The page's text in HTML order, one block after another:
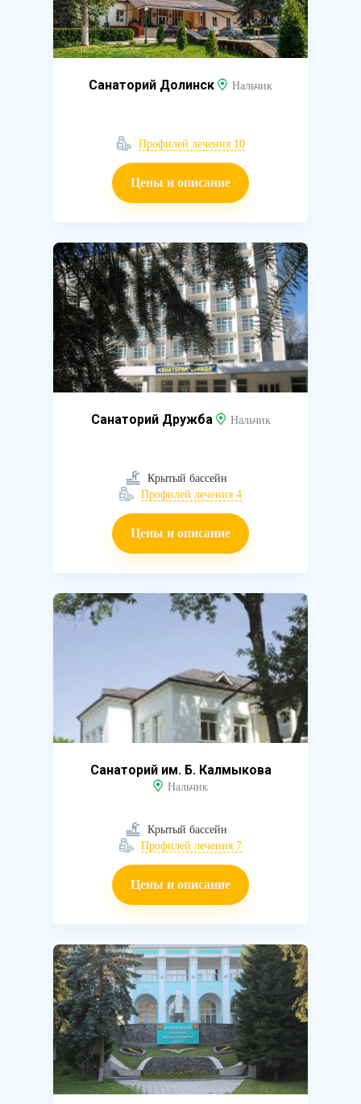
Санаторий Долинск Нальчик
Профилей лечения 10
Цены и описание
Санаторий Дружба Нальчик
Крытый бассейн
Профилей лечения 4
Цены и описание
Санаторий им. Б. Калмыкова
Нальчик
Крытый бассейн
Профилей лечения 7
Цены и описание